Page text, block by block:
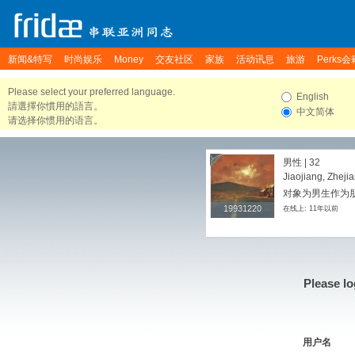
新闻&特写 时尚娱乐 Money 交友社区 家族 活动讯息 旅游 Perks会
Please select your preferred language.
請選擇你慣用的語言。
请选择你惯用的语言。
English
中文简体
19931220
19931220
男性 | 32
Jiaojiang,
对象为男生作为
在线上: 11年以前
Please
用户名